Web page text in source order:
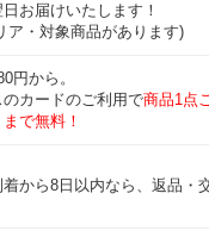
お届けいたします！
ア・対象商品があります)
円から。
カードのご利用で商品1点
まで無料！
から8日以内なら、返品・